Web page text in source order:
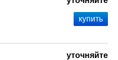
уточняйте